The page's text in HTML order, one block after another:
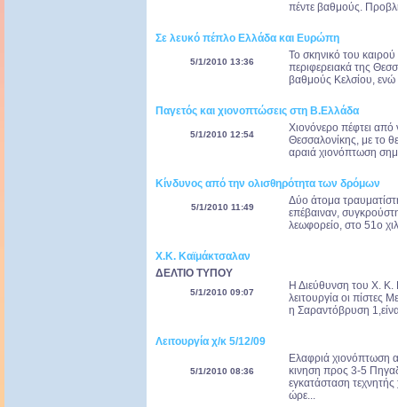
πέντε βαθμούς.
Σε λευκό πέπλο Ελλάδα και Ευρώπη
5/1/2010 13:36
Το σκηνικό του
περιφερειακά της
βαθμούς Κελσίου, ενώ
Παγετός και χιονοπτώσεις στη Β.Ελλάδα
5/1/2010 12:54
Χιονόνερο πέφτει από
Θεσσαλονίκης, με το
αραιά χιονόπτωση
Κίνδυνος από την ολισθηρότητα των δρόμων
5/1/2010 11:49
Δύο άτομα
επέβαιναν,
λεωφορείο, στο 51ο
Χ.Κ. Καϊμάκτσαλαν
ΔΕΛΤΙΟ ΤΥΠΟΥ
5/1/2010 09:07
Η Διεύθυνση του Χ. Κ.
λειτουργία οι πίστες
η Σαραντόβρυση
Λειτουργία χ/κ 5/12/09
5/1/2010 08:36
Ελαφριά χιονόπτωση
κινηση προς 3-5
εγκατάσταση τεχνητής
ώρε...